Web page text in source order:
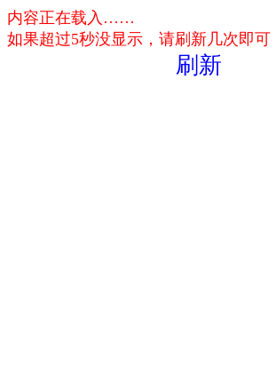
内容正在载入……
如果超过5秒没显示，请刷新几次即可
刷新